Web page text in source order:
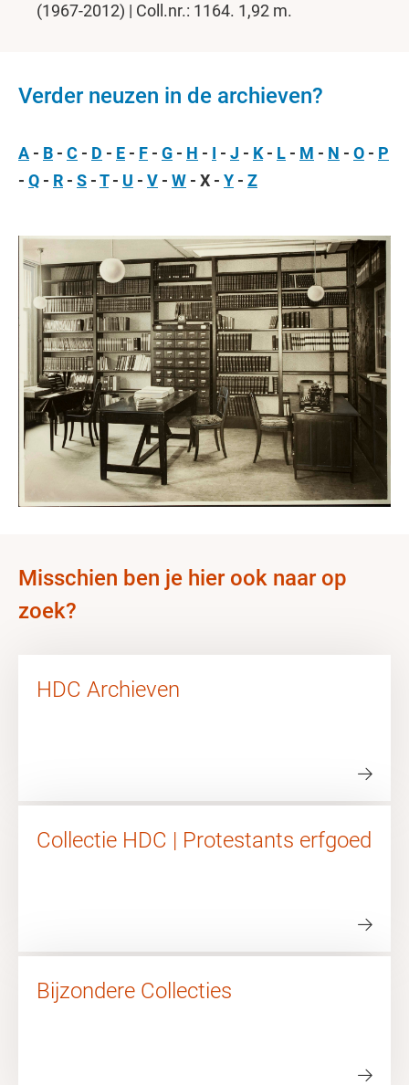
(1967-2012) | Coll.nr.: 1164. 1,92 m.
Verder neuzen in de archieven?
A - B - C - D - E - F - G - H - I - J - K- L - M - N - O - P
- Q - R - S -T- U - V - W - X - Y - Z
Misschien ben je hier ook naar op
zoek?
HDC Archieven
Collectie HDC | Protestants erfgoed
Bijzondere Collecties